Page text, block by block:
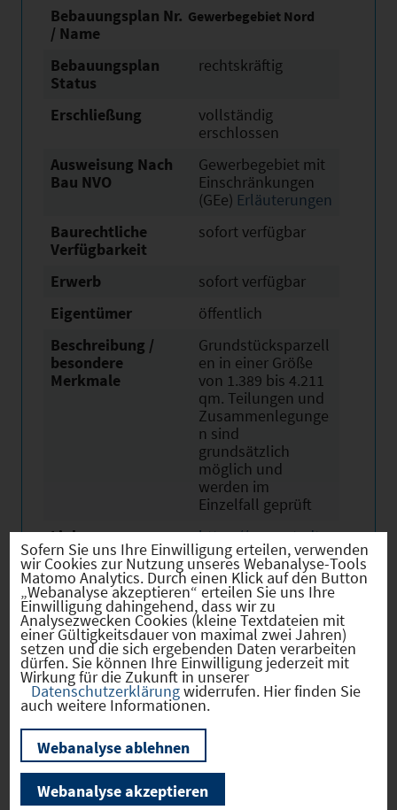
Bebauungsplan Nr.
/ Name
Gewerbegebiet Nord
Bebauungsplan
Status
rechtskräftig
Erschließung
vollständig
erschlossen
Ausweisung Nach
Bau NVO
Gewerbegebiet mit
Einschränkungen
(GEe) Erläuterungen
Baurechtliche
Verfügbarkeit
sofort verfügbar
Erwerb
sofort verfügbar
Eigentümer
öffentlich
Beschreibung /
besondere
Merkmale
Grundstücksparzell
en in einer Größe
von 1.389 bis 4.211
qm. Teilungen und
Zusammenlegunge
n sind
grundsätzlich
möglich und
werden im
Einzelfall geprüft
Link
https://www.stadt-
neutraubling.de/ge
werbegebiet
Verkehr
Bilder
Sofern Sie uns Ihre Einwilligung erteilen, verwenden
wir Cookies zur Nutzung unseres Webanalyse-Tools
Matomo Analytics. Durch einen Klick auf den Button
„Webanalyse akzeptieren“ erteilen Sie uns Ihre
Einwilligung dahingehend, dass wir zu
Analysezwecken Cookies (kleine Textdateien mit
einer Gültigkeitsdauer von maximal zwei Jahren)
setzen und die sich ergebenden Daten verarbeiten
dürfen. Sie können Ihre Einwilligung jederzeit mit
Wirkung für die Zukunft in unserer
Datenschutzerklärungwiderrufen. Hier finden Sie
auch weitere Informationen.
Webanalyse ablehnen
Webanalyse akzeptieren